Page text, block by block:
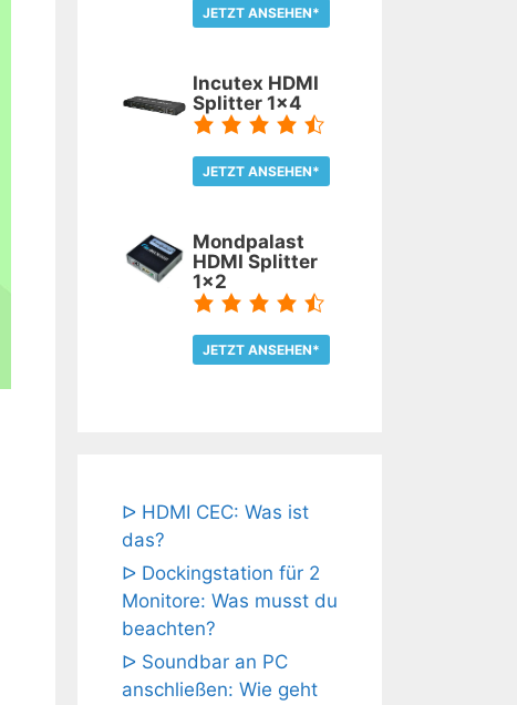
JETZT ANSEHEN*
Incutex HDMI
Splitter 1x4
JETZT ANSEHEN*
Mondpalast
HDMI Splitter
1x2
JETZT ANSEHEN*
ᐅ HDMI CEC: Was ist
das?
ᐅ Dockingstation für 2
Monitore: Was musst du
beachten?
ᐅ Soundbar an PC
anschließen: Wie geht